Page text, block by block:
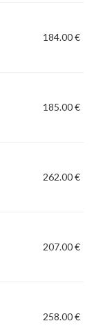
184.00 €
185.00 €
262.00 €
207.00 €
258.00 €